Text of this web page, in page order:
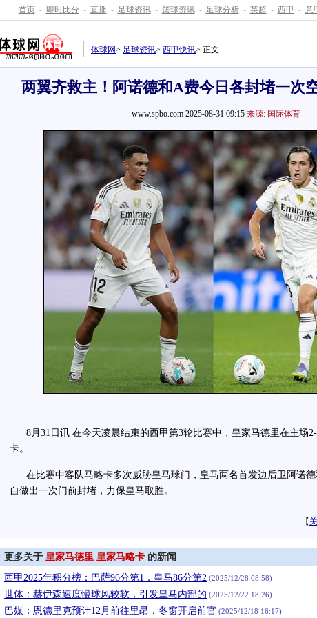
首页 - 即时比分 - 直播 - 足球资讯 - 篮球资讯 - 足球分析 - 英超 - 西甲 - 意
体球网> 足球资讯> 西甲快讯> 正文
两翼齐救主！阿诺德和A费今日各封堵一次
www.spbo.com 2025-08-31 09:15 来源: 国际体育
8月31日讯 在今天凌晨结束的西甲第3轮比赛中，皇家马德里在主场
卡。
在比赛中客队马略卡多次威胁皇马球门，皇马两名首发边后卫阿诺德
自做出一次门前封堵，力保皇马取胜。
【
更多关于 皇家马德里 皇家马略卡 的新闻
西甲2025年积分榜：巴萨96分第1，皇马86分第2 (2025/12/28 08:58)
世体：赫伊森速度慢球风较软，引发皇马内部的 (2025/12/22 18:26)
巴媒：恩德里克预计12月前往里昂，冬窗开启前官 (2025/12/18 16:17)